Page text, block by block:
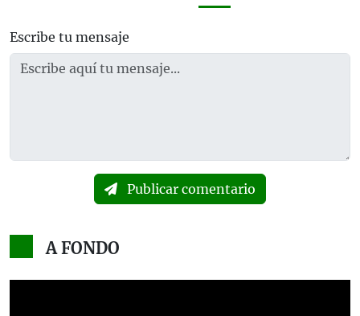
Escribe tu mensaje
Publicar comentario
A FONDO